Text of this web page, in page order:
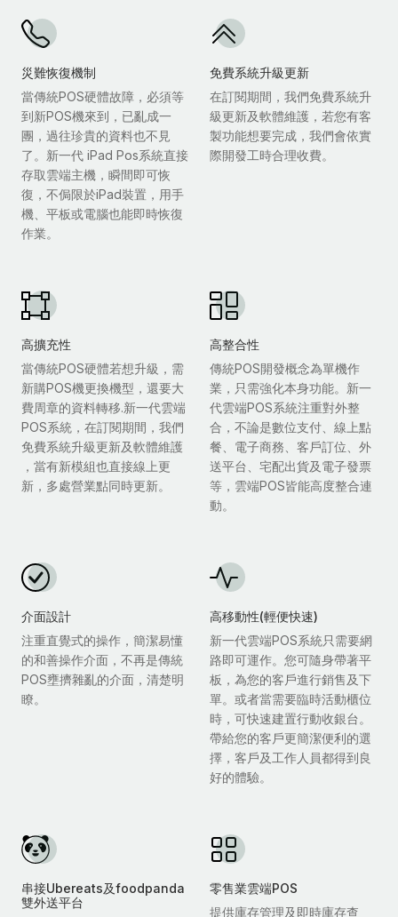
災難恢復機制
當傳統POS硬體故障，必須等
到新POS機來到，已亂成一
團，過往珍貴的資料也不見
了。新一代 iPad Pos系統直接
存取雲端主機，瞬間即可恢
復，不侷限於iPad裝置，用手
機、平板或電腦也能即時恢復
作業。
免費系統升級更新
在訂閱期間，我們免費系統升
級更新及軟體維護，若您有客
製功能想要完成，我們會依實
際開發工時合理收費。
高擴充性
當傳統POS硬體若想升級，需
新購POS機更換機型，還要大
費周章的資料轉移.新一代雲端
POS系統，在訂閱期間，我們
免費系統升級更新及軟體維護
，當有新模組也直接線上更
新，多處營業點同時更新。
高整合性
傳統POS開發概念為單機作
業，只需強化本身功能。新一
代雲端POS系統注重對外整
合，不論是數位支付、線上點
餐、電子商務、客戶訂位、外
送平台、宅配出貨及電子發票
等，雲端POS皆能高度整合連
動。
介面設計
注重直覺式的操作，簡潔易懂
的和善操作介面，不再是傳統
POS壅擠雜亂的介面，清楚明
瞭。
高移動性(輕便快速)
新一代雲端POS系統只需要網
路即可運作。您可隨身帶著平
板，為您的客戶進行銷售及下
單。或者當需要臨時活動櫃位
時，可快速建置行動收銀台。
帶給您的客戶更簡潔便利的選
擇，客戶及工作人員都得到良
好的體驗。
串接Ubereats及foodpanda
雙外送平台
零售業雲端POS
提供庫存管理及即時庫存查